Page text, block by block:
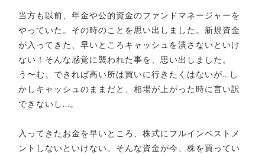
当方も以前、年金や公的資金のファンドマネージャーを
やっていた。その時のことを思い出しました。新規資金
が入ってきた、早いところキャッシュを潰さないといけ
ない！そんな感覚に襲われた事を、思い出しました。
う〜む。できれば高い所は買いに行きたくはないが…し
かしキャッシュのままだと、相場が上がった時に言い訳
できないし…。
入ってきたお金を早いところ、株式にフルインベストメ
ントしないといけない。そんな資金が今、株を買ってい